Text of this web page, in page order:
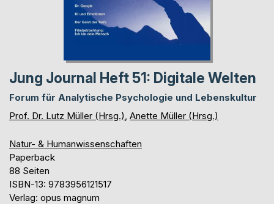
Jung Journal Heft 51: Digitale Welten
Forum für Analytische Psychologie und Lebenskultur
Prof. Dr. Lutz Müller (Hrsg.) Anette Müller (Hrsg.)
Natur- & Humanwissenschaften
Paperback
88 Seiten
ISBN-13: 9783956121517
Verlag: opus magnum